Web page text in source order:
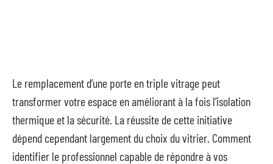
Le remplacement d’une porte en triple vitrage peut
transformer votre espace en améliorant à la fois l’isolation
thermique et la sécurité. La réussite de cette initiative
dépend cependant largement du choix du vitrier. Comment
identifier le professionnel capable de répondre à vos